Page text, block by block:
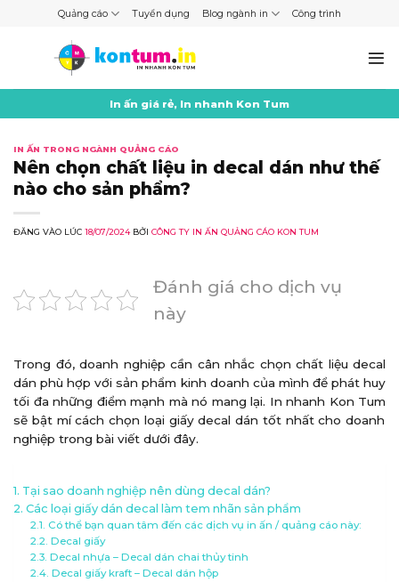
Quảng cáo Tuyển dụng Blog ngành in Công trình
In ấn giá rẻ, In nhanh Kon Tum
IN ẤN TRONG NGÀNH QUẢNG CÁO
Nên chọn chất liệu in decal dán như thế
nào cho sản phẩm?
ĐĂNG VÀO LÚC 18/07/2024BỞI CÔNG TY IN ẤN QUẢNG CÁO KON TUM
Đánh giá cho dịch vụ
này
Trong đó, doanh nghiệp cần cân nhắc chọn chất liệu decal
dán phù hợp với sản phẩm kinh doanh của mình để phát huy
tối đa những điểm mạnh mà nó mang lại. In nhanh Kon Tum
sẽ bật mí cách chọn loại giấy decal dán tốt nhất cho doanh
nghiệp trong bài viết dưới đây.
Tại sao doanh nghiệp nên dùng decal dán?
Các loại giấy dán decal làm tem nhãn sản phẩm
Có thể bạn quan tâm đến các dịch vụ in ấn / quảng cáo này:
Decal giấy
Decal nhựa – Decal dán chai thủy tinh
Decal giấy kraft – Decal dán hộp